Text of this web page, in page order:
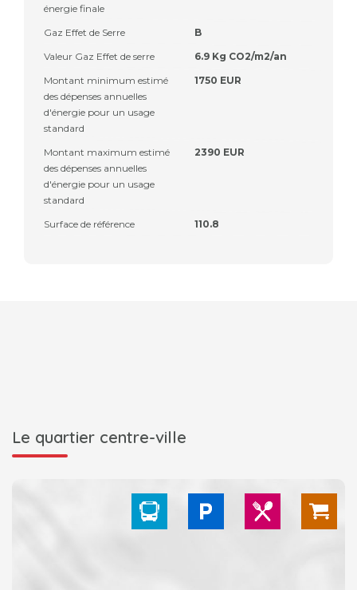
énergie finale
Gaz Effet de Serre
B
Valeur Gaz Effet de serre
6.9 Kg CO2/m2/an
Montant minimum estimé
des dépenses annuelles
d'énergie pour un usage
standard
1750 EUR
Montant maximum estimé
des dépenses annuelles
d'énergie pour un usage
standard
2390 EUR
Surface de référence 110.8
Le quartier centre-ville